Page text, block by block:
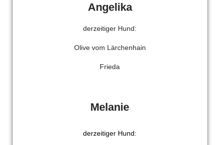
Angelika
derzeitiger Hund:
Olive vom Lärchenhain
Frieda
Melanie
derzeitiger Hund: